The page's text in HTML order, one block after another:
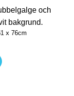
x 76cm